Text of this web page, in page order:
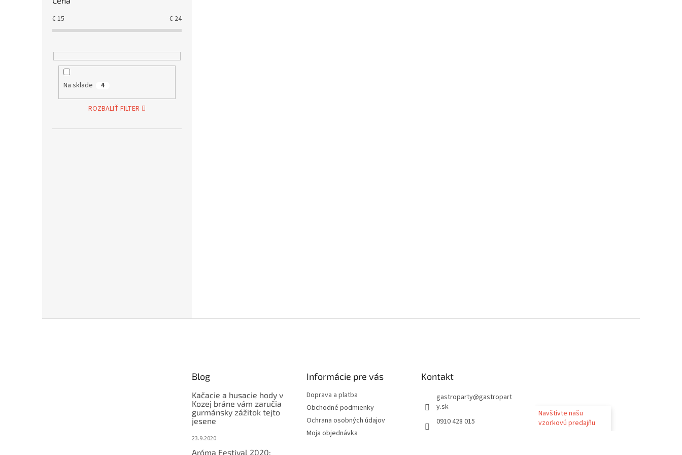
€15 € 24
Na sklade 4
ROZBALIŤ FILTER
Blog
Kačacie a husacie hody v
Kozej bráne vám zaručia
gurmánsky zážitok tejto
jesene
23.9.2020
Aróma Festival 2020:
Informácie pre vás
Doprava a platba
Obchodné podmienky
Ochrana osobných údajov
Moja objednávka
Kontakt
gastroparty@gastropart
y.sk
0910 428 015
Navštívte našu
vzorkovú predajňu